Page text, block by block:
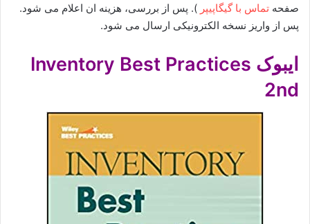
صفحه تماس با گیگاپیپر ). پس از بررسی، هزینه ان اعلام می شود.
پس از واریز نسخه الکترونیکی ارسال می شود.
ایبوک Inventory Best Practices
2nd